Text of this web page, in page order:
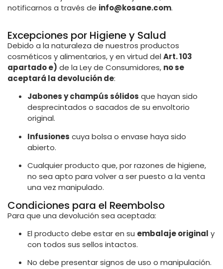
notificarnos a través de info@kosane.com.
Excepciones por Higiene y Salud
Debido a la naturaleza de nuestros productos
cosméticos y alimentarios, y en virtud del Art. 103
apartado e) de la Ley de Consumidores, no se
aceptará la devolución de:
Jabones y champús sólidos que hayan sido
desprecintados o sacados de su envoltorio
original.
Infusiones cuya bolsa o envase haya sido
abierto.
Cualquier producto que, por razones de higiene,
no sea apto para volver a ser puesto a la venta
una vez manipulado.
Condiciones para el Reembolso
Para que una devolución sea aceptada:
El producto debe estar en su embalaje original y
con todos sus sellos intactos.
No debe presentar signos de uso o manipulación.